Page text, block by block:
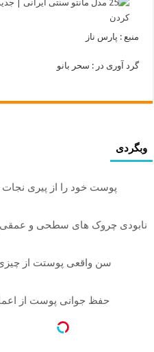
منبع : پارس ناز
گرد آوری در : سحر بانو
وبگردی
پوست خود را از پیری
نابودی چروک های سطحی و عمقی پوست
سن واقعی پوستت از
حفظ جوانی پوست از